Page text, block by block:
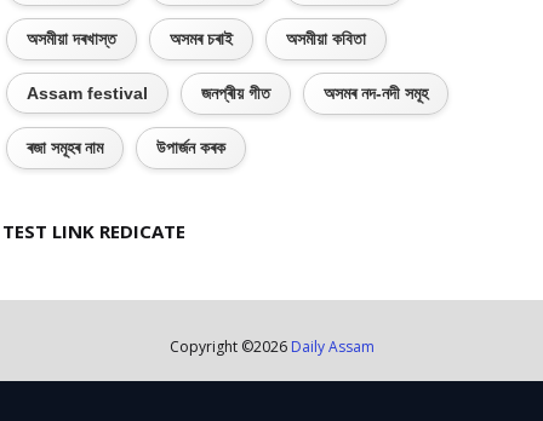
অসমীয়া দৰখাস্ত অসমৰ চৰাই অসমীয়া কবিতা
Assam festival জনপ্ৰীয় গীত অসমৰ নদ-নদী সমূহ
ৰজা সমূহৰ নাম উপাৰ্জন কৰক
TEST LINK REDICATE
Copyright ©2026 Daily Assam